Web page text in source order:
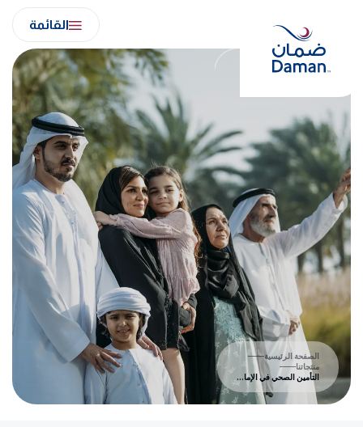
content
القائمة
الصفحة الرئيسية
منتجاتنا
التأمين الصحي في الإمارات الشمالية – أمانك كروم